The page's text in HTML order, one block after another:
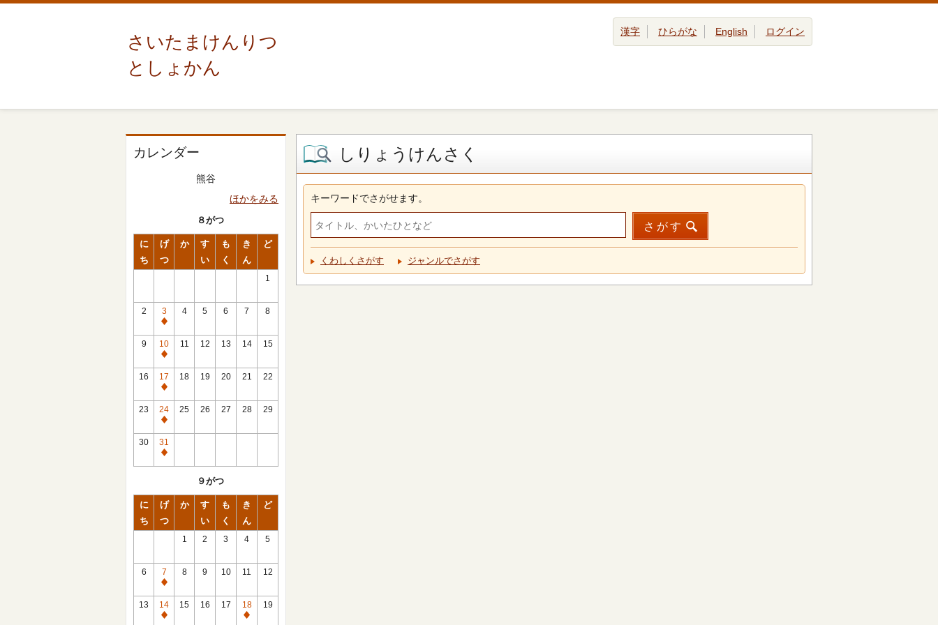
さいたまけんりつ
としょかん
漢字 ひらがな English ログイン
カレンダー
熊谷
ほかをみる
８がつ
に
ち
げ
つ
か
す
い
も
く
き
ん
ど
1
2
3
休
館
日
4 5 6 7 8
9
10
休
館
日
11 12 13 14 15
16
17
休
館
日
18 19 20 21 22
23
24
休
館
日
25 26 27 28 29
30
31
休
９がつ
に
ち
げ
つ
か
す
い
も
く
き
ん
ど
1 2 3 4 5
6
7
休
館
日
8 9 10 11 12
13
14
休
15 16 17
18
休
19
しりょうけんさく
キーワードでさがせます。
さがす
くわしくさがす ジャンルでさがす